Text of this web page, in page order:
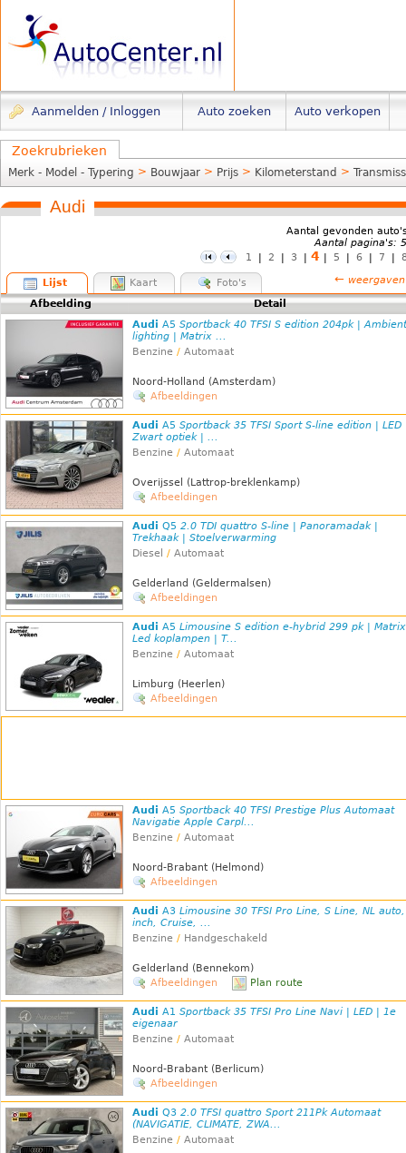
Aanmelden / Inloggen Auto zoeken Auto verkopen
Zoekrubrieken
Merk - Model - Typering > Bouwjaar > Prijs > Kilometerstand >
Audi
Aantal gevonden
Aantal pagina's:
1
| 2 | 3 | 4 | 5 | 6 | 7 |
Lijst Kaart Foto's ← weergaven
Afbeelding
Detail
Audi A5 Sportback 40 TFSI S edition 204pk | Ambient
lighting | Matrix ...
Benzine / Automaat
Noord-Holland (Amsterdam)
Afbeeldingen
Audi A5 Sportback 35 TFSI Sport S-line edition | LED
Zwart optiek | ...
Benzine / Automaat
Overijssel (Lattrop-breklenkamp)
Afbeeldingen
Audi Q5 2.0 TDI quattro S-line | Panoramadak |
Trekhaak | Stoelverwarming
Diesel
/ Automaat
Gelderland (Geldermalsen)
Afbeeldingen
Audi A5 Limousine S edition e-hybrid 299 pk | Matrix
Led koplampen | T...
Benzine / Automaat
Limburg (Heerlen)
Afbeeldingen
Audi A5 Sportback 40 TFSI Prestige Plus Automaat
Navigatie Apple Carpl...
Benzine / Automaat
Noord-Brabant (Helmond)
Afbeeldingen
Audi A3 Limousine 30 TFSI Pro Line, S Line, NL
inch, Cruise, ...
Benzine / Handgeschakeld
Gelderland (Bennekom)
Afbeeldingen
Plan route
Audi A1 Sportback 35 TFSI Pro Line Navi | LED | 1e
eigenaar
Benzine / Automaat
Noord-Brabant (Berlicum)
Afbeeldingen
Audi Q3 2.0 TFSI quattro Sport 211Pk Automaat
(NAVIGATIE, CLIMATE, ZWA...
Benzine / Automaat